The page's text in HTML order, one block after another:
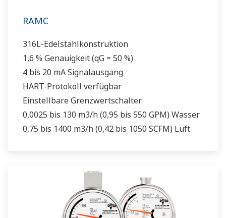
RAMC
316L-Edelstahlkonstruktion
1,6 % Genauigkeit (qG = 50 %)
4 bis 20 mA Signalausgang
HART-Protokoll verfügbar
Einstellbare Grenzwertschalter
0,0025 bis 130 m3/h (0,95 bis 550 GPM) Wasser
0,75 bis 1400 m3/h (0,42 bis 1050 SCFM) Luft